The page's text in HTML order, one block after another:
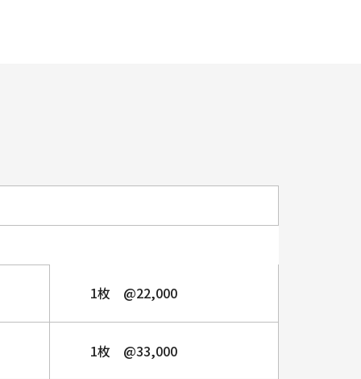
1枚 @22,000
1枚 @33,000